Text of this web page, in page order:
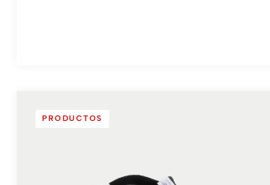
PRODUCTOS